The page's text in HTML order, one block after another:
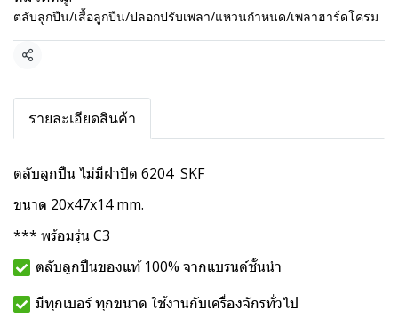
ตลับลูกปืน/เสื้อลูกปืน/ปลอกปรับเพลา/แหวนกำหนด/เพลาฮาร์ดโครม
แชร์
รายละเอียดสินค้า
ตลับลูกปืน ไม่มีฝาปิด 6204 SKF
ขนาด 20x47x14 mm.
*** พร้อมรุ่น C3
ตลับลูกปืนของแท้ 100% จากแบรนด์ชั้นนำ
มีทุกเบอร์ ทุกขนาด ใช้งานกับเครื่องจักรทั่วไป